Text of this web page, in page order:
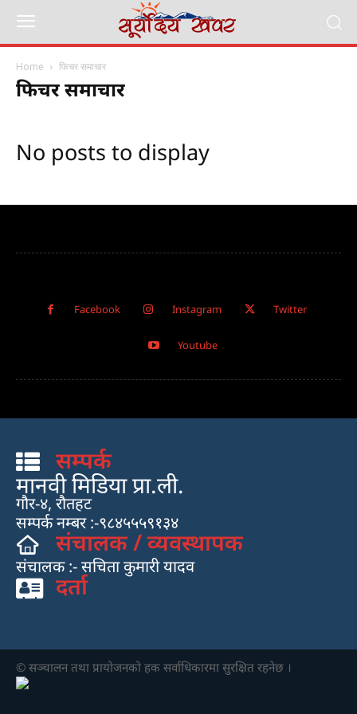
Home फिचर समाचार
फिचर समाचार
No posts to display
Facebook Instagram Twitter
Youtube
सम्पर्क
मानवी मिडिया प्रा.ली.
गौर-४, रौतहट
सम्पर्क नम्बर :-९८४५५५९१३४
संचालक / व्यवस्थापक
संचालक :- सचिता कुमारी यादव
दर्ता
© सञ्चालन तथा प्रायाेजनकाे हक सर्वाधिकारमा सुरक्षित रहनेछ ।